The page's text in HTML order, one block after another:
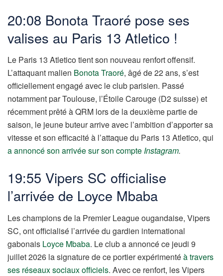
20:08 Bonota Traoré pose ses
valises au Paris 13 Atletico !
Le Paris 13 Atletico tient son nouveau renfort offensif.
L’attaquant malien Bonota Traoré, âgé de 22 ans, s’est
officiellement engagé avec le club parisien. Passé
notamment par Toulouse, l’Étoile Carouge (D2 suisse) et
récemment prêté à QRM lors de la deuxième partie de
saison, le jeune buteur arrive avec l’ambition d’apporter sa
vitesse et son efficacité à l’attaque du Paris 13 Atletico, qui
a annoncé son arrivée sur son compteInstagram.
19:55 Vipers SC officialise
l’arrivée de Loyce Mbaba
Les champions de la Premier League ougandaise, Vipers
SC, ont officialisé l’arrivée du gardien international
gabonais Loyce Mbaba. Le club a annoncé ce jeudi 9
juillet 2026 la signature de ce portier expérimentéà travers
ses réseaux sociaux officiels. Avec ce renfort, les Vipers